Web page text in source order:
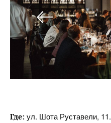
Где: ул. Шота Руставели, 11.